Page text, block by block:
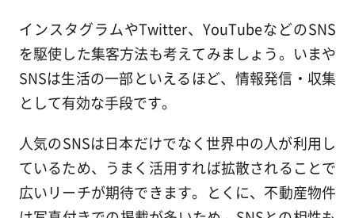
インスタグラムやTwitter、YouTubeなどのSNS
を駆使した集客方法も考えてみましょう。いまや
SNSは生活の一部といえるほど、情報発信・収集
として有効な手段です。
人気のSNSは日本だけでなく世界中の人が利用し
ているため、うまく活用すれば拡散されることで
広いリーチが期待できます。とくに、不動産物件